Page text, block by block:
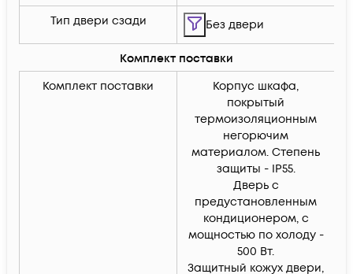
Тип двери сзади
Без двери
Комплект поставки
Комплект поставки
Корпус шкафа,
покрытый
термоизоляционным
негорючим
материалом. Cтепень
защиты - IP55.
Дверь с
предустановленным
кондиционером, с
мощностью по холоду -
500 Вт.
Защитный кожух двери,